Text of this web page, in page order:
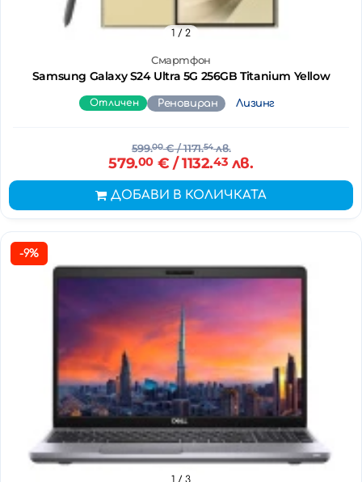
Смартфон
Samsung Galaxy S24 Ultra 5G 256GB Titanium Yellow
1 / 2
Отличен Реновиран Лизинг
599.00€/ 1171.54лв.
579.00€ / 1132.43 лв.
ДОБАВИ В КОЛИЧКАТА
-9%
1 / 3